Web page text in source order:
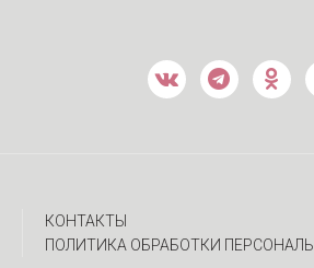
КОНТАКТЫ
ПОЛИТИКА ОБРАБОТКИ